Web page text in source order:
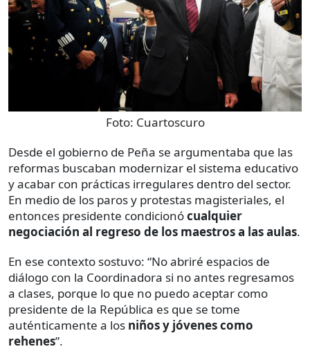
Foto: Cuartoscuro
Desde el gobierno de Peña se argumentaba que las
reformas buscaban modernizar el sistema educativo
y acabar con prácticas irregulares dentro del sector.
En medio de los paros y protestas magisteriales, el
entonces presidente condicionócualquier
negociación al regreso de los maestros a las aulas.
En ese contexto sostuvo: “No abriré espacios de
diálogo con la Coordinadora si no antes regresamos
a clases, porque lo que no puedo aceptar como
presidente de la República es que se tome
auténticamente a los niños y jóvenes como
rehenes”.